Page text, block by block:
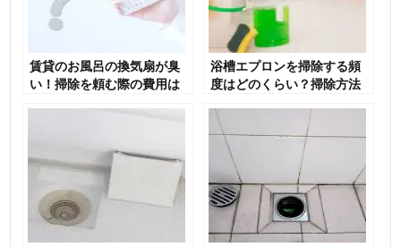
賃貸のお風呂の換気扇が臭
い！掃除を頼む際の費用は
浴槽エプロンを掃除する頻
度はどのくらい？掃除方法